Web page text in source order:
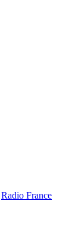
Radio France